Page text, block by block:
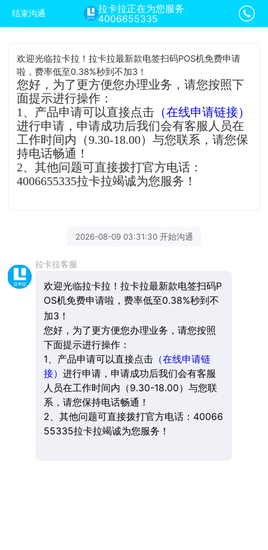
结束沟通
拉卡拉正在为您服务
4006655335
欢迎光临拉卡拉！拉卡拉最新款电签扫码POS机免费申请
啦，费率低至0.38%秒到不加3！
您好，为了更方便您办理业务，请您按照下
面提示进行操作：
1、产品申请可以直接点击 （在线申请链接）
进行申请，申请成功后我们会有客服人员在
工作时间内（9.30-18.00）与您联系，请您保
持电话畅通！
2、其他问题可直接拨打官方电话：
4006655335拉卡拉竭诚为您服务！
2026-08-09 03:31:30 开始沟通
拉卡拉客服
欢迎光临拉卡拉！拉卡拉最新款电签扫码P
OS机免费申请啦，费率低至0.38%秒到不
加3！
您好，为了更方便您办理业务，请您按照
下面提示进行操作：
1、产品申请可以直接点击（在线申请链
接） 进行申请，申请成功后我们会有客服
人员在工作时间内（9.30-18.00）与您联
系，请您保持电话畅通！
2、其他问题可直接拨打官方电话：40066
55335拉卡拉竭诚为您服务！